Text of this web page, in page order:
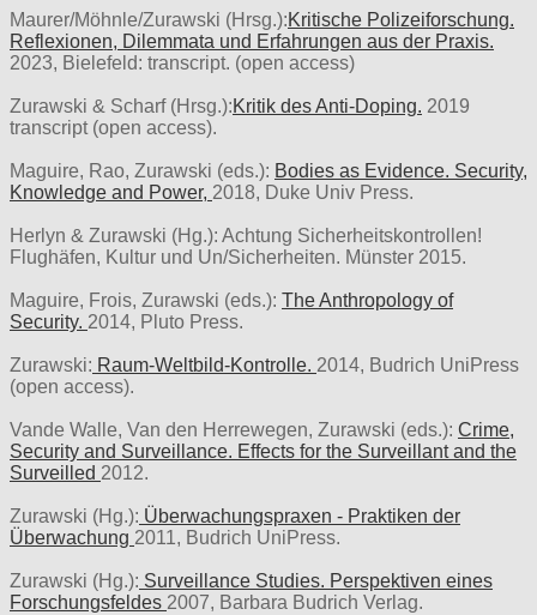
Maurer/Möhnle/Zurawski (Hrsg.):Kritische Polizeiforschung.
Reflexionen, Dilemmata und Erfahrungen aus der Praxis.
2023, Bielefeld: transcript. (open access)
Zurawski & Scharf (Hrsg.):Kritik des Anti-Doping. 2019
transcript (open access).
Maguire, Rao, Zurawski (eds.): Bodies as Evidence. Security,
Knowledge and Power, 2018, Duke Univ Press.
Herlyn & Zurawski (Hg.): Achtung Sicherheitskontrollen!
Flughäfen, Kultur und Un/Sicherheiten. Münster 2015.
Maguire, Frois, Zurawski (eds.): The Anthropology of
Security. 2014, Pluto Press.
Zurawski: Raum-Weltbild-Kontrolle. 2014, Budrich UniPress
(open access).
Vande Walle, Van den Herrewegen, Zurawski (eds.): Crime,
Security and Surveillance. Effects for the Surveillant and the
Surveilled 2012.
Zurawski (Hg.): Überwachungspraxen - Praktiken der
Überwachung 2011, Budrich UniPress.
Zurawski (Hg.): Surveillance Studies. Perspektiven eines
Forschungsfeldes 2007, Barbara Budrich Verlag.